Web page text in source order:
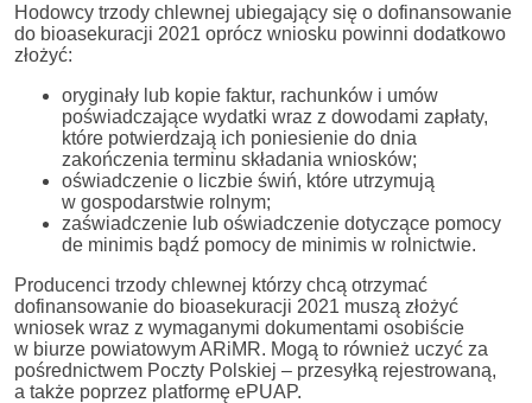
Hodowcy trzody chlewnej ubiegający się o dofinansowanie
do bioasekuracji 2021 oprócz wniosku powinni dodatkowo
złożyć:
oryginały lub kopie faktur, rachunków i umów
poświadczające wydatki wraz z dowodami zapłaty,
które potwierdzają ich poniesienie do dnia
zakończenia terminu składania wniosków;
oświadczenie o liczbie świń, które utrzymują
w gospodarstwie rolnym;
zaświadczenie lub oświadczenie dotyczące pomocy
de minimis bądź pomocy de minimis w rolnictwie.
Producenci trzody chlewnej którzy chcą otrzymać
dofinansowanie do bioasekuracji 2021 muszą złożyć
wniosek wraz z wymaganymi dokumentami osobiście
w biurze powiatowym ARiMR. Mogą to również uczyć za
pośrednictwem Poczty Polskiej – przesyłką rejestrowaną,
a także poprzez platformę ePUAP.